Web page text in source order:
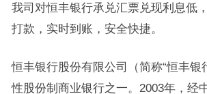
我司对恒丰银行承兑汇票兑现利息低
打款，实时到账，安全快捷。
恒丰银行股份有限公司（简称“恒丰银
性股份制商业银行之一。2003年，经